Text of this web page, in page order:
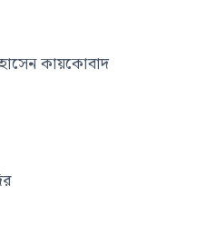
কায়কোবাদ